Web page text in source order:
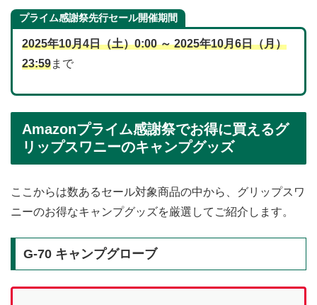
プライム感謝祭先行セール開催期間
2025年10月4日（土）0:00 ～ 2025年10月6日（月）
23:59まで
Amazonプライム感謝祭でお得に買えるグ
リップスワニーのキャンプグッズ
ここからは数あるセール対象商品の中から、グリップスワ
ニーのお得なキャンプグッズを厳選してご紹介します。
G-70 キャンプグローブ